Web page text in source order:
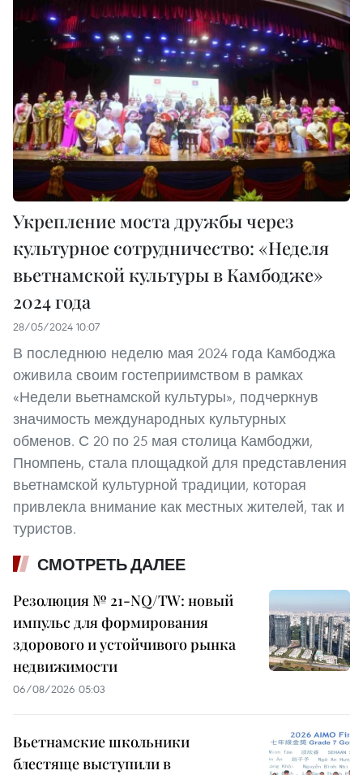
Укрепление моста дружбы через
культурное сотрудничество: «Неделя
вьетнамской культуры в Камбодже»
2024 года
28/05/2024 10:07
В последнюю неделю мая 2024 года Камбоджа
оживила своим гостеприимством в рамках
«Недели вьетнамской культуры», подчеркнув
значимость международных культурных
обменов. С 20 по 25 мая столица Камбоджи,
Пномпень, стала площадкой для представления
вьетнамской культурной традиции, которая
привлекла внимание как местных жителей, так и
туристов.
СМОТРЕТЬ ДАЛЕЕ
Резолюция № 21-NQ/TW: новый
импульс для формирования
здорового и устойчивого рынка
недвижимости
06/08/2026 05:03
Вьетнамские школьники
блестяще выступили в